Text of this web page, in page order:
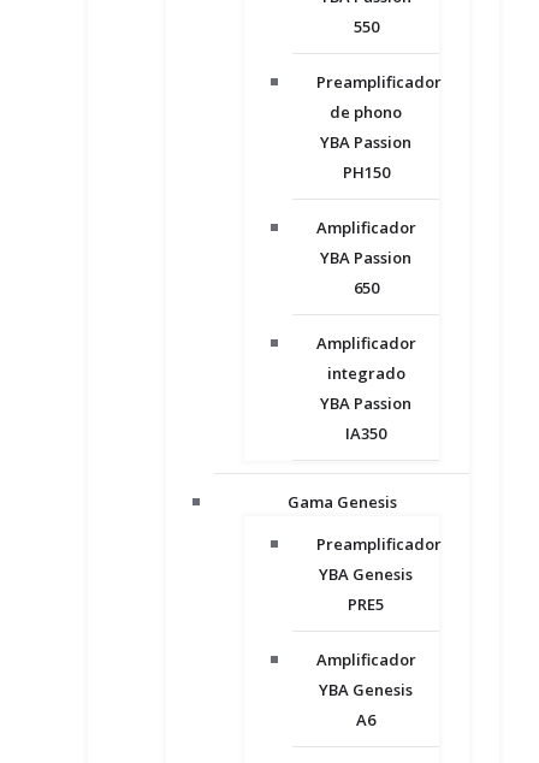
550
Preamplificador
de phono
YBA Passion
PH150
Amplificador
YBA Passion
650
Amplificador
integrado
YBA Passion
IA350
Gama Genesis
Preamplificador
YBA Genesis
PRE5
Amplificador
YBA Genesis
A6